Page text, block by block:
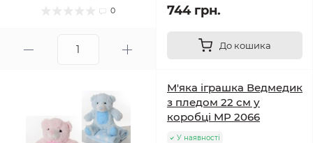
0 744 грн.
До кошика
М'яка іграшка Ведмедик
з пледом 22 см у
коробці MP 2066
У наявності